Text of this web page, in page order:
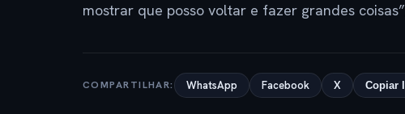
mostrar que posso voltar e fazer grandes
COMPARTILHAR: WhatsApp Facebook X Copiar